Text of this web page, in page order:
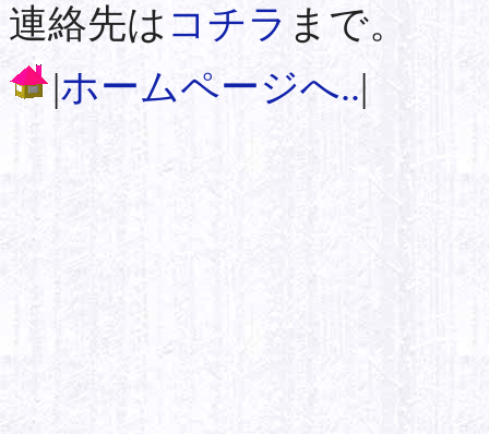
連絡先は コチラ まで。
|ホームページへ..|